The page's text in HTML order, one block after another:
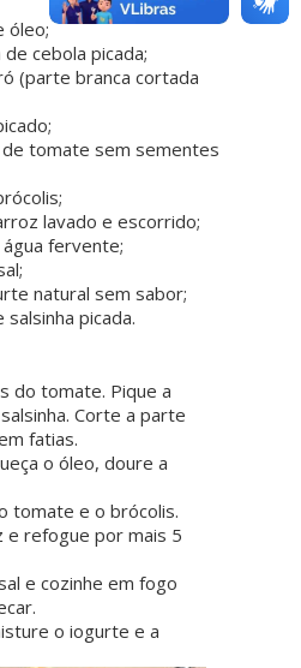
óleo;
cebola picada;
(parte branca cortada
de tomate sem sementes
lavado e escorrido;
fervente;
natural sem sabor;
picada.
do tomate. Pique a
Corte a parte
fatias.
o óleo, doure a
tomate e o brócolis.
e refogue por mais 5
e cozinhe em fogo
o iogurte e a